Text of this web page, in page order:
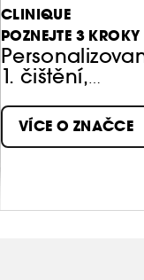
CLINIQUE
POZNEJTE 3 KROKY
1. čištění,
3. hydratace.
3 produkty. 3
VÍCE O ZNAČCE